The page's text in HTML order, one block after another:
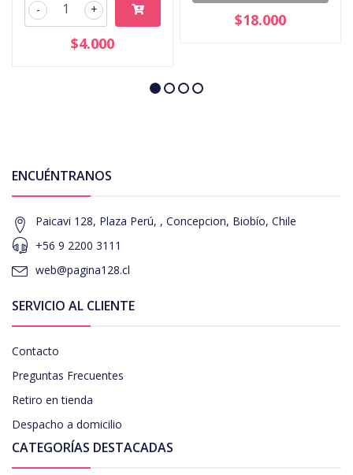
+
-
$4.000
$18.000
ENCUÉNTRANOS
Paicavi 128, Plaza Perú, , Concepcion, Biobío, Chile
+56 9 2200 3111
web@pagina128.cl
SERVICIO AL CLIENTE
Contacto
Preguntas Frecuentes
Retiro en tienda
Despacho a domicilio
CATEGORÍAS DESTACADAS